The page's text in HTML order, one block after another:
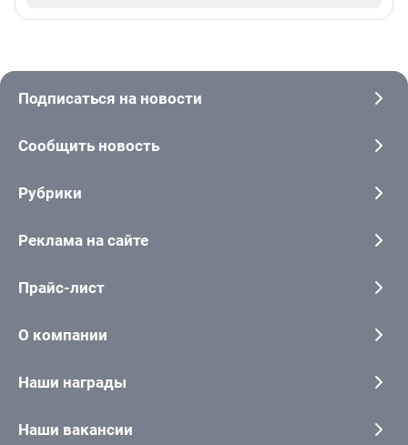
Подписаться на новости
Сообщить новость
Рубрики
Реклама на сайте
Прайс-лист
О компании
Наши награды
Наши вакансии